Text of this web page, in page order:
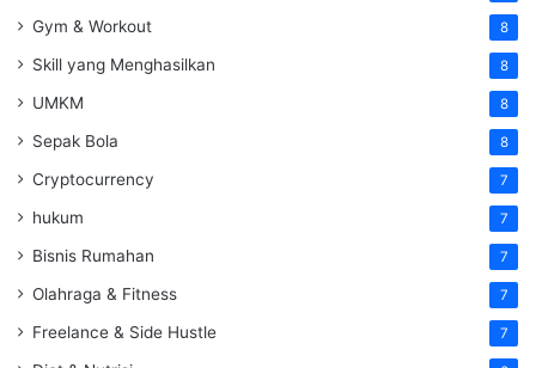
Gym & Workout 8
Skill yang Menghasilkan 8
UMKM 8
Sepak Bola 8
Cryptocurrency 7
hukum 7
Bisnis Rumahan 7
Olahraga & Fitness 7
Freelance & Side Hustle 7